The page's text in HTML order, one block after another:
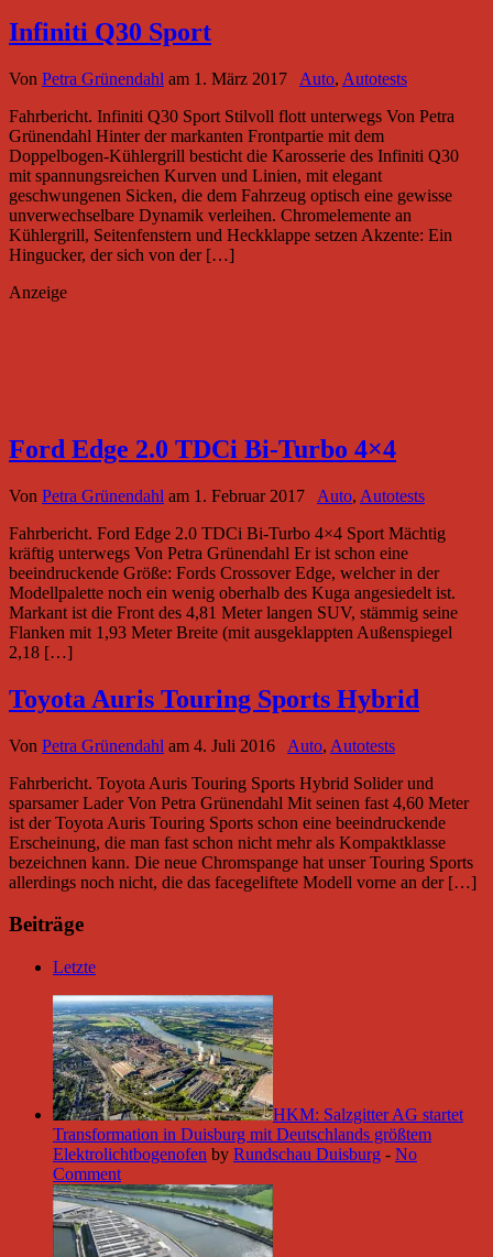
Infiniti Q30 Sport
Von Petra Grünendahl am 1. März 2017 Auto, Autotests
Fahrbericht. Infiniti Q30 Sport Stilvoll flott unterwegs Von Petra
Grünendahl Hinter der markanten Frontpartie mit dem
Doppelbogen-Kühlergrill besticht die Karosserie des Infiniti Q30
mit spannungsreichen Kurven und Linien, mit elegant
geschwungenen Sicken, die dem Fahrzeug optisch eine gewisse
unverwechselbare Dynamik verleihen. Chromelemente an
Kühlergrill, Seitenfenstern und Heckklappe setzen Akzente: Ein
Hingucker, der sich von der […]
Anzeige
Ford Edge 2.0 TDCi Bi-Turbo 4×4
Von Petra Grünendahl am 1. Februar 2017 Auto, Autotests
Fahrbericht. Ford Edge 2.0 TDCi Bi-Turbo 4×4 Sport Mächtig
kräftig unterwegs Von Petra Grünendahl Er ist schon eine
beeindruckende Größe: Fords Crossover Edge, welcher in der
Modellpalette noch ein wenig oberhalb des Kuga angesiedelt ist.
Markant ist die Front des 4,81 Meter langen SUV, stämmig seine
Flanken mit 1,93 Meter Breite (mit ausgeklappten Außenspiegel
2,18 […]
Toyota Auris Touring Sports Hybrid
Von Petra Grünendahl am 4. Juli 2016 Auto, Autotests
Fahrbericht. Toyota Auris Touring Sports Hybrid Solider und
sparsamer Lader Von Petra Grünendahl Mit seinen fast 4,60 Meter
ist der Toyota Auris Touring Sports schon eine beeindruckende
Erscheinung, die man fast schon nicht mehr als Kompaktklasse
bezeichnen kann. Die neue Chromspange hat unser Touring Sports
allerdings noch nicht, die das facegeliftete Modell vorne an der […]
Beiträge
Letzte
HKM: Salzgitter AG startet
Transformation in Duisburg mit Deutschlands größtem
Elektrolichtbogenofen by Rundschau Duisburg - No
Comment